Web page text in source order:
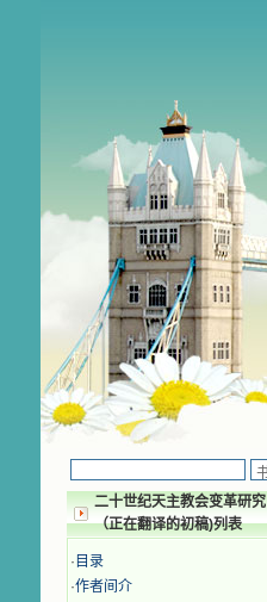
二十世纪天主教会变革研究
（正在翻译的初稿)列表
· 目录
·作者间介